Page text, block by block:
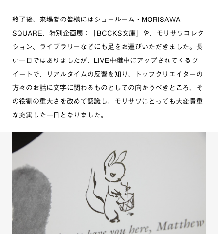
終了後、来場者の皆様にはショールーム・MORISAWA
SQUARE、特別企画展：「BCCKS文庫」や、モリサワコレク
ション、ライブラリーなどにも足をお運びいただきました。長
い一日ではありましたが、LIVE中継中にアップされてくるツ
イートで、リアルタイムの反響を知り、トップクリエイターの
方々のお話に文字に関わるものとしての向かうべきところ、そ
の役割の重大さを改めて認識し、モリサワにとっても大変貴重
な充実した一日となりました。